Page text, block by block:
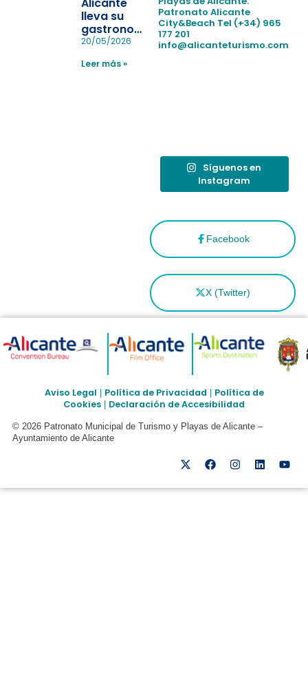
en las
playas y
realiza con
éxito un
simulacro de socorrismo
Alicante
lleva su
gastronomía
a Madrid
reforzar el
20/05/2026
Leer más »
Facebook
X (Twitter)
Patronato Alicante
City&Beach Tel (+34) 965
177 201
info@alicanteturismo.com
Síguenos en
Instagram
Aviso Legal Política de Privacidad
Política de
Cookies
Declaración de Accesibilidad
© 2026 Patronato Municipal de Turismo y Playas de Alicante –
Ayuntamiento de Alicante